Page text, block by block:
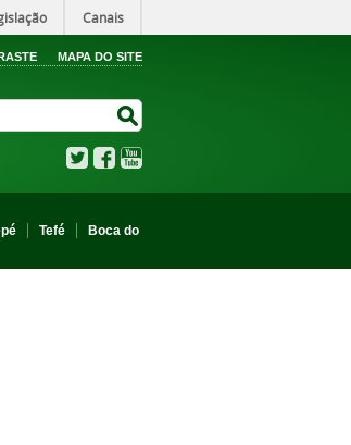
Canais
MAPA DO SITE
TwitterFacebook
Tefé
Boca do